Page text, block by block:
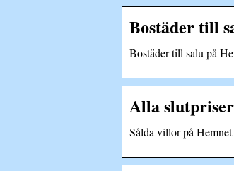
Bostäder till
Bostäder till salu på
Alla
Sålda villor på